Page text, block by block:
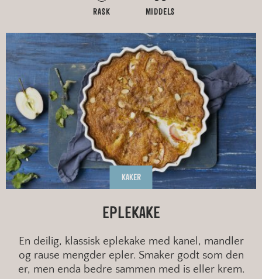
RASK MIDDELS
KAKER
EPLEKAKE
En deilig, klassisk eplekake med kanel, mandler
og rause mengder epler. Smaker godt som den
er, men enda bedre sammen med is eller krem.